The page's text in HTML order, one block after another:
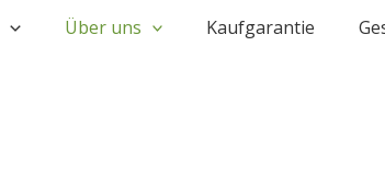
Über uns Kaufgarantie